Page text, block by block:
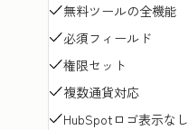
無料ツールの全機能
必須フィールド
権限セット
複数通貨対応
HubSpotロゴ表示なし